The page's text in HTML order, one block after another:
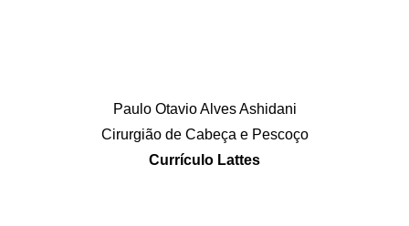
Paulo Otavio Alves Ashidani
Cirurgião de Cabeça e Pescoço
Currículo Lattes